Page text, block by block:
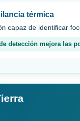
térmica
capaz de identificar
detección mejora las